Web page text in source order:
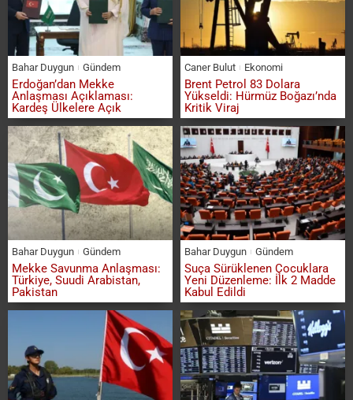
Bahar Duygun Gündem
Erdoğan’dan Mekke
Anlaşması Açıklaması:
Kardeş Ülkelere Açık
Caner Bulut Ekonomi
Brent Petrol 83 Dolara
Yükseldi: Hürmüz Boğazı’nda
Kritik Viraj
Bahar Duygun Gündem
Mekke Savunma Anlaşması:
Türkiye, Suudi Arabistan,
Pakistan
Bahar Duygun Gündem
Suça Sürüklenen Çocuklara
Yeni Düzenleme: İlk 2 Madde
Kabul Edildi